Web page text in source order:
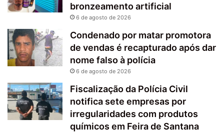
bronzeamento artificial
6 de agosto de 2026
Condenado por matar promotora
de vendas é recapturado após dar
nome falso à polícia
6 de agosto de 2026
Fiscalização da Polícia Civil
notifica sete empresas por
irregularidades com produtos
químicos em Feira de Santana